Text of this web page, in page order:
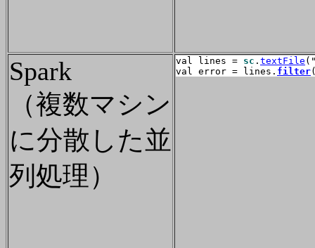
Spark
（複数マシン
に分散した並
列処理）
val lines = sc . textFile
val error = lines. filter